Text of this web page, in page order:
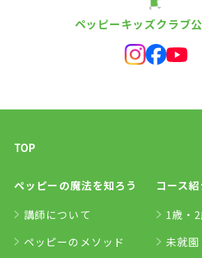
ペッピーキッズクラブ
TOP
ペッピーの魔法を知ろう
講師について
ペッピーのメソッド
コース
1歳・
未就